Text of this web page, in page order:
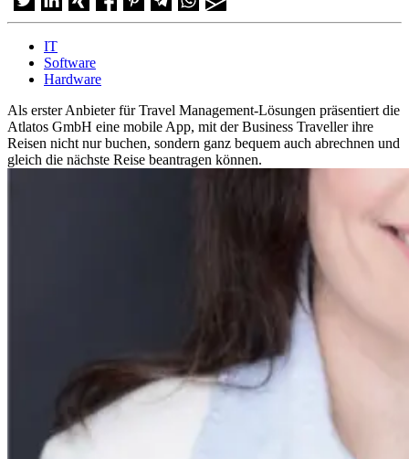
IT
Software
Hardware
Als erster Anbieter für Travel Management-Lösungen präsentiert die
Atlatos GmbH eine mobile App, mit der Business Traveller ihre
Reisen nicht nur buchen, sondern ganz bequem auch abrechnen und
gleich die nächste Reise beantragen können.